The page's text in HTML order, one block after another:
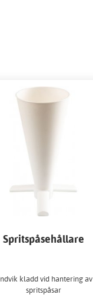
Spritspåsehållare
kladd vid hantering av
spritspåsar